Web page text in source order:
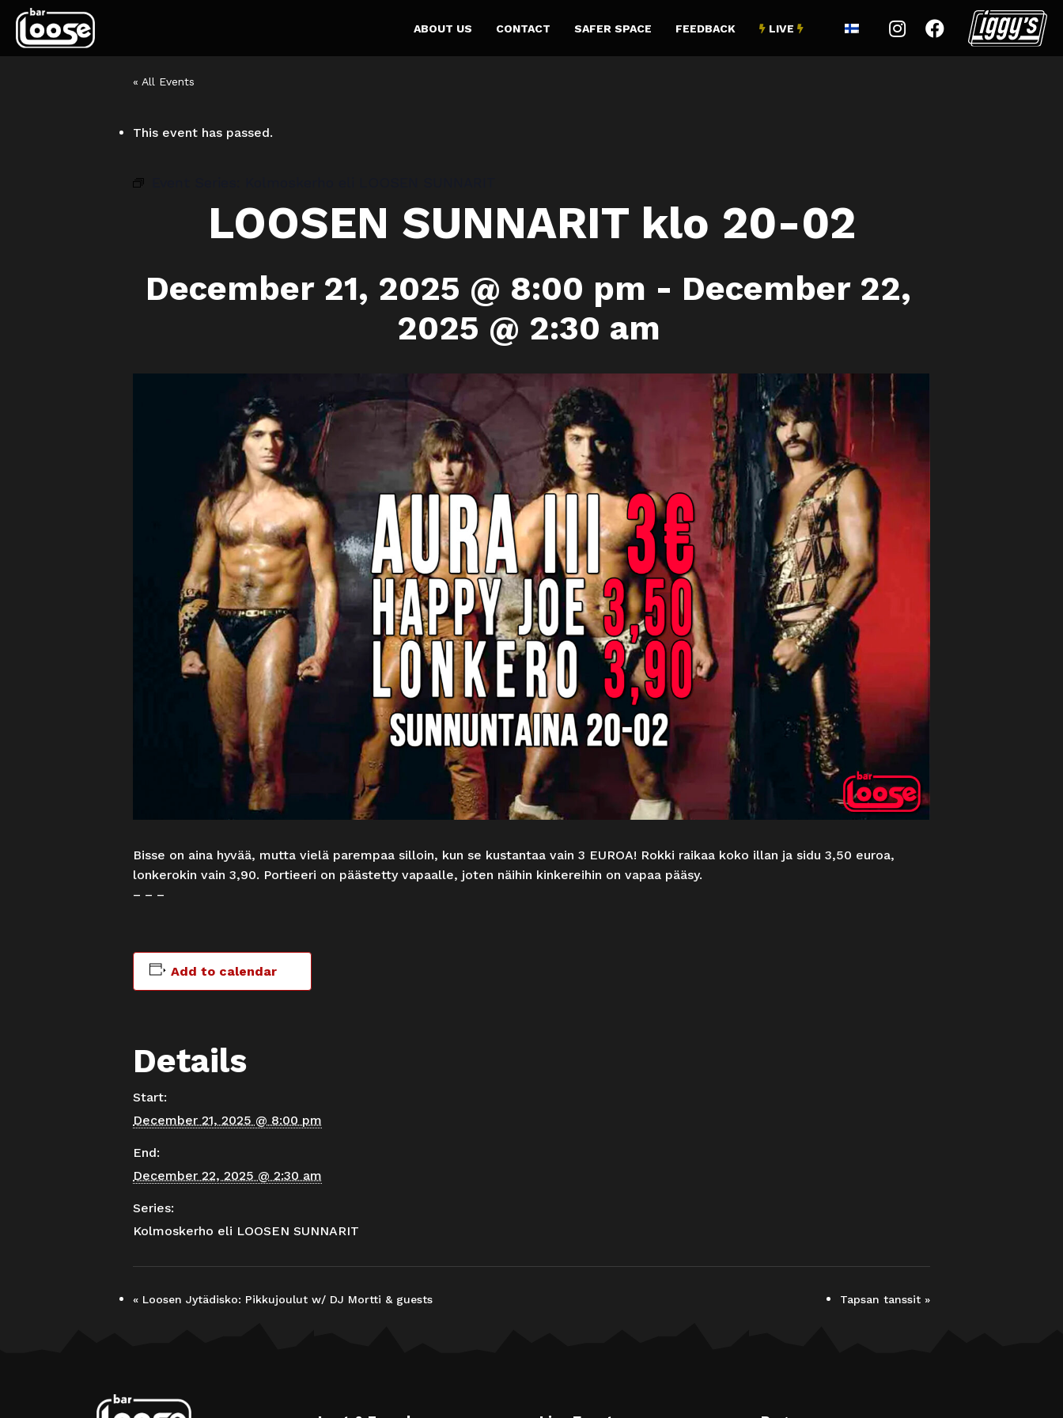
ABOUT US CONTACT SAFER SPACE FEEDBACK  LIVE   
« All Events
This event has passed.
LOOSEN SUNNARIT klo 20-02
December 21, 2025 @ 8:00 pm - December 22,
2025 @ 2:30 am
Bisse on aina hyvää, mutta vielä parempaa silloin, kun se kustantaa vain 3 EUROA! Rokki raikaa koko illan ja sidu 3,50 euroa,
lonkerokin vain 3,90. Portieeri on päästetty vapaalle, joten näihin kinkereihin on vapaa pääsy.
– – –
Add to calendar
Details
Start:
December 21, 2025 @ 8:00 pm
End:
December 22, 2025 @ 2:30 am
Series:
Kolmoskerho eli LOOSEN SUNNARIT
« Loosen Jytädisko: Pikkujoulut w/ DJ Mortti & guests Tapsan tanssit »